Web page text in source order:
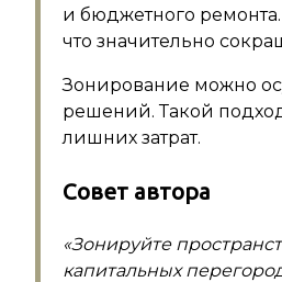
и бюджетного
что значительно
Зонирование можно
решений. Такой
лишних затрат.
Совет автора
«Зонируйте
капитальных